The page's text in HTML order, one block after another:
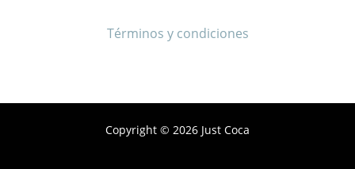
Términos y condiciones
Copyright © 2026 Just Coca